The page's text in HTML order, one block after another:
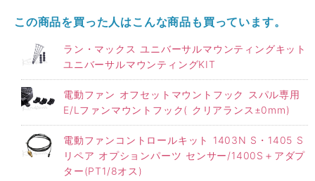
この商品を買った人はこんな商品も買っています。
ラン・マックス ユニバーサルマウンティングキット
ユニバーサルマウンティングKIT
電動ファン オフセットマウントフック スパル専用
E/Lファンマウントフック( クリアランス±0mm)
電動ファンコントロールキット 1403N S・1405 S
リペア オプションパーツ センサー/1400S＋アダプ
ター(PT1/8オス)